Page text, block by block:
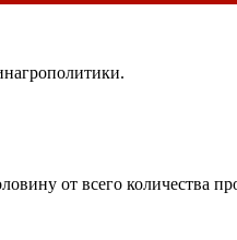
от всего количества